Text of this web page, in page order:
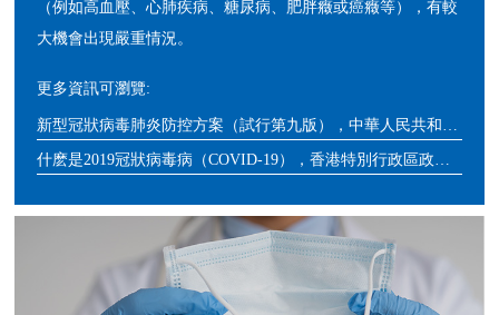
（例如高血壓、心肺疾病、糖尿病、肥胖癥或癌癥等），有較
大機會出現嚴重情況。
更多資訊可瀏覽:
新型冠狀病毒肺炎防控方案（試行第九版），中華人民共和國國家衛生健康委員會
什麽是2019冠狀病毒病（COVID-19），香港特別行政區政府衛生署